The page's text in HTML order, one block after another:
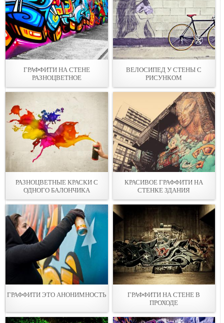
ГРАФФИТИ НА СТЕНЕ
РАЗНОЦВЕТНОЕ
ВЕЛОСИПЕД У СТЕНЫ С
РИСУНКОМ
РАЗНОЦВЕТНЫЕ КРАСКИ С
ОДНОГО БАЛОНЧИКА
КРАСИВОЕ ГРАФФИТИ НА
СТЕНКЕ ЗДАНИЯ
ГРАФФИТИ ЭТО АНОНИМНОСТЬ
ГРАФФИТИ НА СТЕНЕ В
ПРОХОДЕ